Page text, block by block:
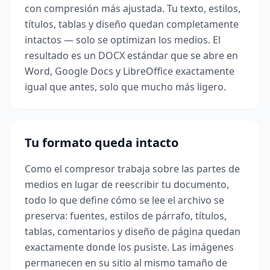
con compresión más ajustada. Tu texto, estilos,
títulos, tablas y diseño quedan completamente
intactos — solo se optimizan los medios. El
resultado es un DOCX estándar que se abre en
Word, Google Docs y LibreOffice exactamente
igual que antes, solo que mucho más ligero.
Tu formato queda intacto
Como el compresor trabaja sobre las partes de
medios en lugar de reescribir tu documento,
todo lo que define cómo se lee el archivo se
preserva: fuentes, estilos de párrafo, títulos,
tablas, comentarios y diseño de página quedan
exactamente donde los pusiste. Las imágenes
permanecen en su sitio al mismo tamaño de